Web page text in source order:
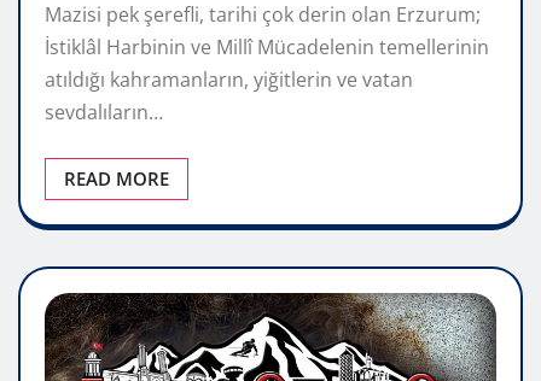
Mazisi pek şerefli, tarihi çok derin olan Erzurum;
İstiklâl Harbinin ve Millî Mücadelenin temellerinin
atıldığı kahramanların, yiğitlerin ve vatan
sevdalıların…
READ MORE